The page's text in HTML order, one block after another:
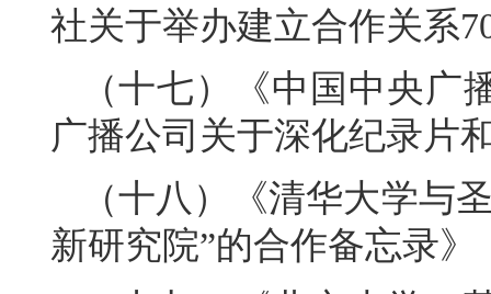
社关于举办建立合作关系
（十七）《中国中央
广播公司关于深化纪录片
（十八）《清华大学与
新研究院”的合作备忘录》